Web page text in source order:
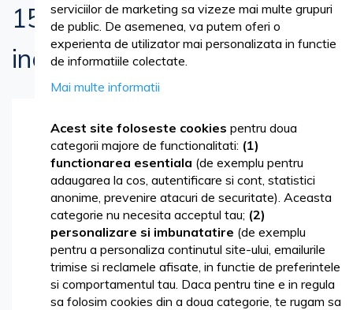
15, lungime 21mm, otel
inoxidabil, set 6 bucati
Skip
the
end
the
images
gallery
serviciilor de marketing sa vizeze mai multe grupuri
de public. De asemenea, va putem oferi o
experienta de utilizator mai personalizata in functie
de informatiile colectate.
Mai multe informatii
Acest site foloseste cookies pentru doua
categorii majore de functionalitati: (1)
functionarea esentiala (de exemplu pentru
adaugarea la cos, autentificare si cont, statistici
anonime, prevenire atacuri de securitate). Aceasta
categorie nu necesita acceptul tau; (2)
personalizare si imbunatatire (de exemplu
pentru a personaliza continutul site-ului, emailurile
trimise si reclamele afisate, in functie de preferintele
si comportamentul tau. Daca pentru tine e in regula
sa folosim cookies din a doua categorie, te rugam sa